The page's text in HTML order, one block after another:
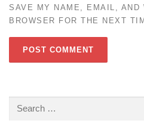
SAVE MY NAME, EMAIL, AND
BROWSER FOR THE NEXT
Search